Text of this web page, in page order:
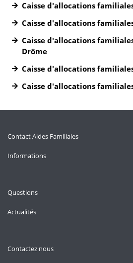
Caisse d'allocations
Caisse d'allocations
Caisse d'allocations
Drôme
Caisse d'allocations
Caisse d'allocations
Contact Aides Familiales
Informations
Questions
Actualités
Contactez nous